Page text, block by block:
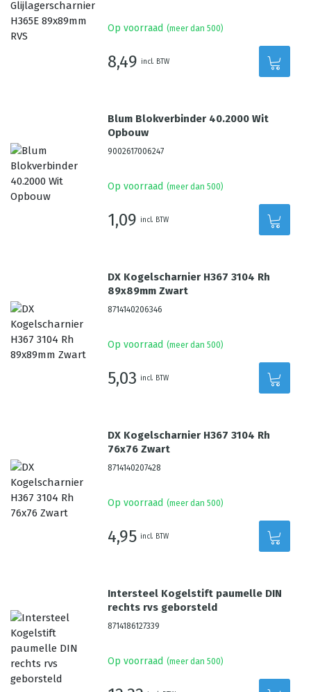
Op voorraad (meer dan 500)
8,49 incl. BTW
Blum Blokverbinder 40.2000 Wit
Opbouw
9002617006247
Op voorraad (meer dan 500)
1,09 incl. BTW
DX Kogelscharnier H367 3104 Rh
89x89mm Zwart
8714140206346
Op voorraad (meer dan 500)
5,03 incl. BTW
DX Kogelscharnier H367 3104 Rh
76x76 Zwart
8714140207428
Op voorraad (meer dan 500)
4,95 incl. BTW
Intersteel Kogelstift paumelle DIN
rechts rvs geborsteld
8714186127339
Op voorraad (meer dan 500)